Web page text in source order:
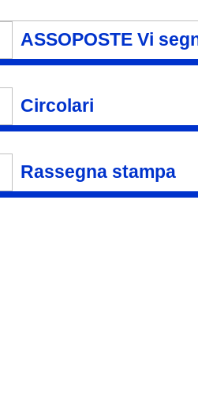
ASSOPOSTE Vi
Circolari
Rassegna stampa